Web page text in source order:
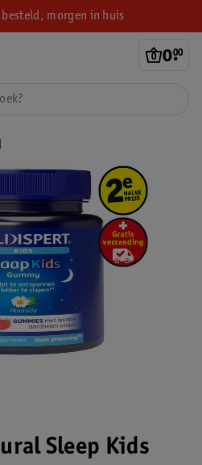
morgen in huis
0.
00
Sleep Kids